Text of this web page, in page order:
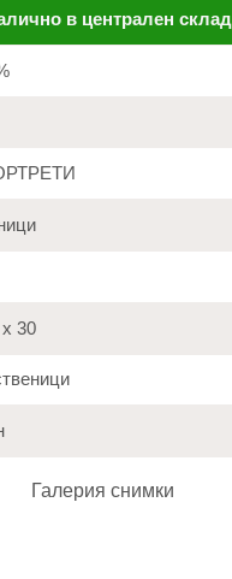
ИНСТРУМЕНТИ
в централен склад
30
Галерия снимки